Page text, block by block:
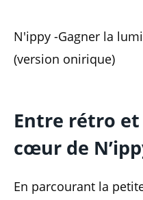
N'ippy -Gagner la
(version onirique)
Entre rétro
cœur de
En parcourant la